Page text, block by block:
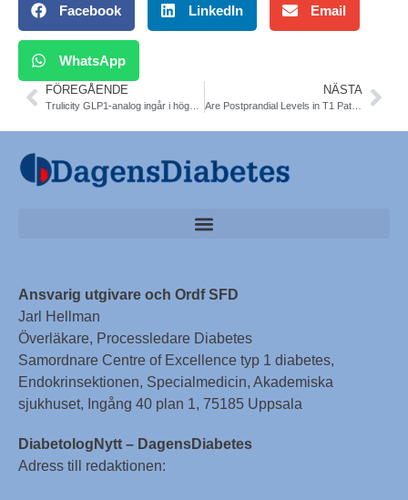
Facebook LinkedIn Email
WhatsApp
FÖREGÅENDE NÄSTA
Are Postprandial Levels in T1 Patients Impacted by More Than Carbohydrates? Protein, fat, and the glycemic index may be factors in postprandial glucose levels as well according to CGMS data. Diab Care
Ansvarig utgivare och Ordf SFD
Jarl Hellman
Överläkare, Processledare Diabetes
Samordnare Centre of Excellence typ 1 diabetes,
Endokrinsektionen, Specialmedicin, Akademiska
sjukhuset, Ingång 40 plan 1, 75185 Uppsala
DiabetologNytt – DagensDiabetes
Adress till redaktionen: